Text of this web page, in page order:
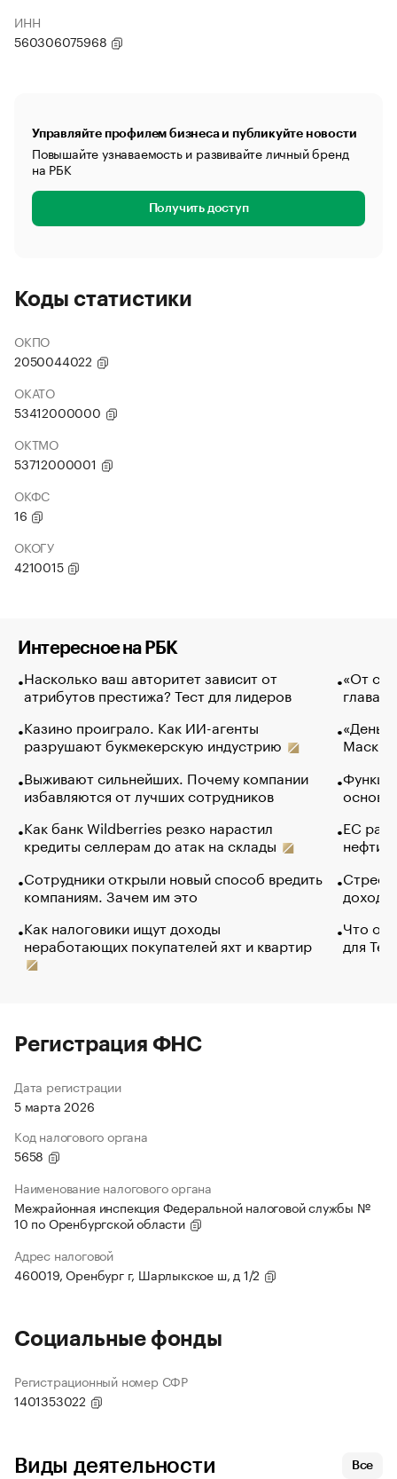
ИНН
560306075968
Управляйте профилем бизнеса и публикуйте новости
Повышайте узнаваемость и развивайте личный бренд
на РБК
Получить доступ
Коды статистики
ОКПО
2050044022
ОКАТО
53412000000
ОКТМО
53712000001
ОКФС
16
ОКОГУ
4210015
Интересное на РБК
Насколько ваш авторитет зависит от
атрибутов престижа? Тест для лидеров
Казино проиграло. Как ИИ-агенты
разрушают букмекерскую индустрию
Выживают сильнейших. Почему компании
избавляются от лучших сотрудников
Как банк Wildberries резко нарастил
кредиты селлерам до атак на склады
Сотрудники открыли новый способ вредить
компаниям. Зачем им это
Как налоговики ищут доходы
неработающих покупателей яхт и квартир
«От
глава
Маск в
основ
ЕС
нефти
Что
для
Регистрация ФНС
Дата регистрации
5 марта 2026
Код налогового органа
5658
Наименование налогового органа
Межрайонная инспекция Федеральной налоговой службы №
10 по Оренбургской области
Адрес налоговой
460019, Оренбург г, Шарлыкское ш, д 1/2
Социальные фонды
Регистрационный номер СФР
1401353022
Виды деятельности Все